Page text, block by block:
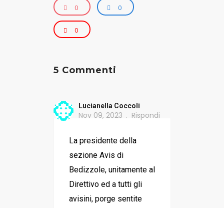
Servizio Lapidi 0 0
0
5 Commenti
Lucianella Coccoli
Nov 09, 2023 Rispondi
La presidente della
sezione Avis di
Bedizzole, unitamente al
Direttivo ed a tutti gli
avisini, porge sentite